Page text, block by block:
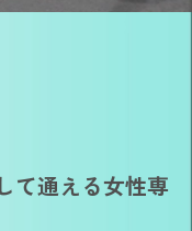
て通える女性専